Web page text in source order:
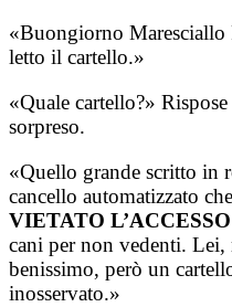
«Buongiorno Maresciallo
letto il cartello.»
«Quale cartello?»
sorpreso.
«Quello grande scritto in
cancello automatizzato
VIETATO
cani per non vedenti. Lei,
benissimo, però un
inosservato.»